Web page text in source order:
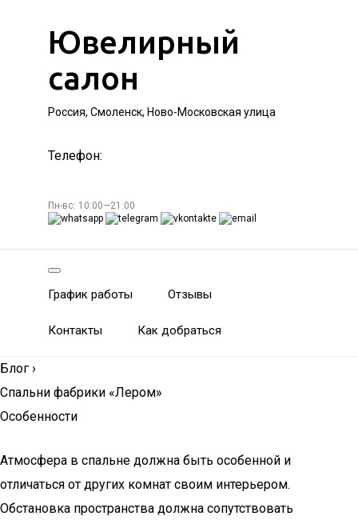
Ювелирный
салон
Россия, Смоленск, Ново-Московская улица
Телефон:
Пн-вс: 10:00—21:00
График работы Отзывы
Контакты Как добраться
Блог ›
Спальни фабрики «Лером»
Особенности
Атмосфера в спальне должна быть особенной и
отличаться от других комнат своим интерьером.
Обстановка пространства должна сопутствовать